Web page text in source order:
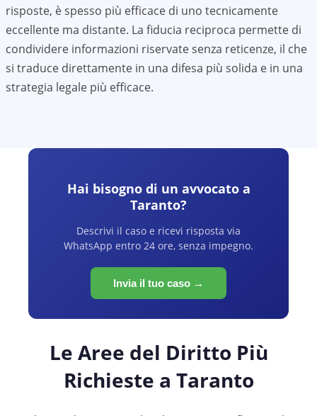
risposte, è spesso più efficace di uno tecnicamente
eccellente ma distante. La fiducia reciproca permette di
condividere informazioni riservate senza reticenze, il che
si traduce direttamente in una difesa più solida e in una
strategia legale più efficace.
Hai bisogno di un avvocato a
Taranto?
Descrivi il caso e ricevi risposta via
WhatsApp entro 24 ore, senza impegno.
Invia il tuo caso →
Le Aree del Diritto Più
Richieste a Taranto